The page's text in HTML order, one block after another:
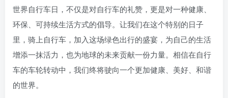
世界自行车日，不仅是对自行车的礼赞，更是对一种健康、
环保、可持续生活方式的倡导。让我们在这个特别的日子
里，骑上自行车，加入这场绿色出行的盛宴，为自己的生活
增添一抹活力，也为地球的未来贡献一份力量。相信在自行
车的车轮转动中，我们终将驶向一个更加健康、美好、和谐
的世界。